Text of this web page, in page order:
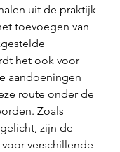
uit de praktijk
toevoegen van
het ook voor
aandoeningen
route onder de
Zoals
zijn de
verschillende